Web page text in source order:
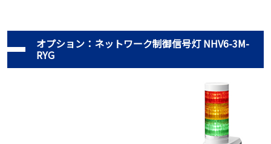
オプション：ネットワーク制御信号灯 NHV6-3M-
RYG